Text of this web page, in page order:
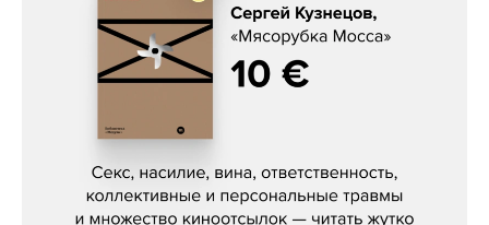
Сергей Кузнецов, «Мясорубка